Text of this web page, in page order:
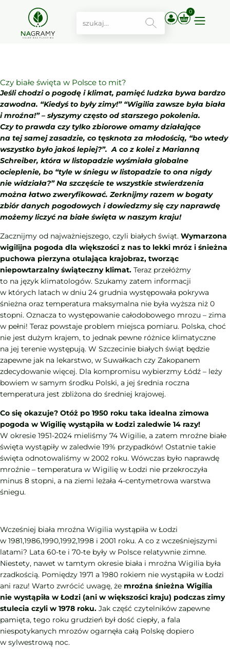
0
Czy białe święta w Polsce to mit?
Jeśli chodzi o pogodę i klimat, pamięć ludzka bywa bardzo
zawodna. “Kiedyś to były zimy!” “Wigilia zawsze była biała
i mroźna!” – słyszymy często od starszego pokolenia.
Czy to prawda czy tylko zbiorowe omamy działające
na tej samej zasadzie, co tęsknota za młodością, “bo wtedy
wszystko było jakoś lepiej?”. A co z kolei z Marianną
Schreiber, która w listopadzie wyśmiała globalne
ocieplenie, bo “tyle w śniegu w listopadzie to ona nigdy
nie widziała?” Na szczęście te wszystkie stwierdzenia
można łatwo zweryfikować. Zerknijmy razem w bogaty
zbiór danych pogodowych i dowiedzmy się czy naprawdę
możemy liczyć na białe święta w naszym kraju!
Zacznijmy od najważniejszego, czyli białych świąt. Wymarzona
wigilijna pogoda dla większości z nas to lekki mróz i śnieżna
puchowa pierzyna otulająca krajobraz, tworząc
niepowtarzalny świąteczny klimat. Teraz przełóżmy
to na język klimatologów. Szukamy zatem informacji
w których latach w dniu 24 grudnia występowała pokrywa
śnieżna oraz temperatura maksymalna nie była wyższa niż 0
stopni. Oznacza to występowanie całodobowego mrozu – zima
w pełni! Teraz powstaje problem miejsca pomiaru. Polska, choć
nie jest dużym krajem, to jednak pewne różnice klimatyczne
na jej terenie występują. W Szczecinie białych świąt będzie
zapewne jak na lekarstwo, w Suwałkach czy Zakopanem
zdecydowanie więcej. Dla kompromisu wybierzmy Łódź – leży
bowiem w samym środku Polski, a jej średnia roczna
temperatura jest zbliżona do średniej krajowej.
Co się okazuje? Otóż po 1950 roku taka idealna zimowa
pogoda w Wigilię wystąpiła w Łodzi zaledwie 14 razy!
W okresie 1951-2024 mieliśmy 74 Wigilie, a zatem mroźne białe
święta wystąpiły w zaledwie 19% przypadków! Ostatnie takie
święta odnotowaliśmy w 2002 roku. Wówczas było naprawdę
mroźnie – temperatura w Wigilię w Łodzi nie przekroczyła
minus 8 stopni, a na ziemi leżała 4-centymetrowa warstwa
śniegu.
Wcześniej biała mroźna Wigilia wystąpiła w Łodzi
w 1981,1986,1990,1992,1998 i 2001 roku. A co z wcześniejszymi
latami? Lata 60-te i 70-te były w Polsce relatywnie zimne.
Niestety, nawet w tamtym okresie biała i mroźna Wigilia była
rzadkością. Pomiędzy 1971 a 1980 rokiem nie wystąpiła w Łodzi
ani razu! Warto zwrócić uwagę, że mroźna śnieżna Wigilia
nie wystąpiła w Łodzi (ani w większości kraju) podczas zimy
stulecia czyli w 1978 roku. Jak część czytelników zapewne
pamięta, tego roku grudzień był dość ciepły, a fala
niespotykanych mrozów ogarnęła całą Polskę dopiero
w sylwestrową noc.